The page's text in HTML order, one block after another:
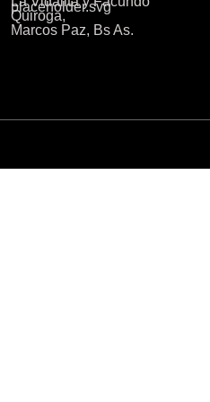
Quiroga,
Marcos Paz, Bs As.